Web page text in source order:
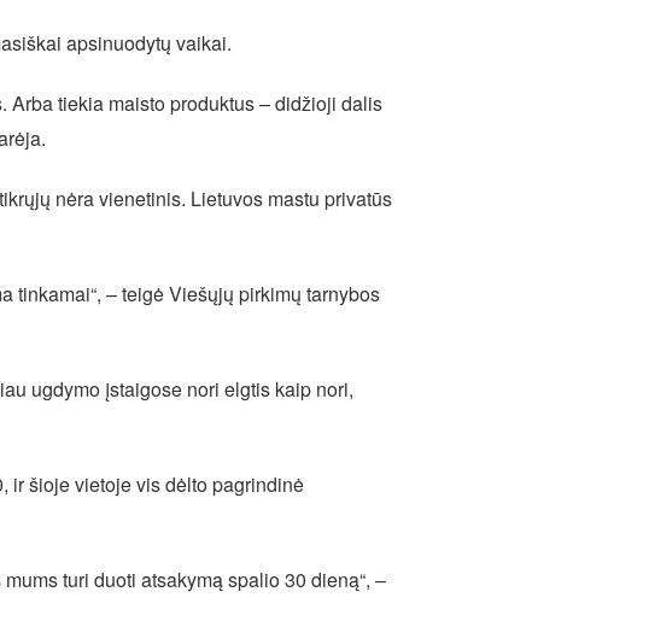
apsinuodytų vaikai.
Arba tiekia maisto produktus – didžioji dalis
nėra vienetinis. Lietuvos mastu privatūs
tinkamai“, – teigė Viešųjų pirkimų tarnybos
ugdymo įstaigose nori elgtis kaip nori,
ir šioje vietoje vis dėlto pagrindinė
turi duoti atsakymą spalio 30 dieną“, –